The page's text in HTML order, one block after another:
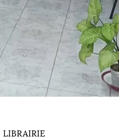
librairie